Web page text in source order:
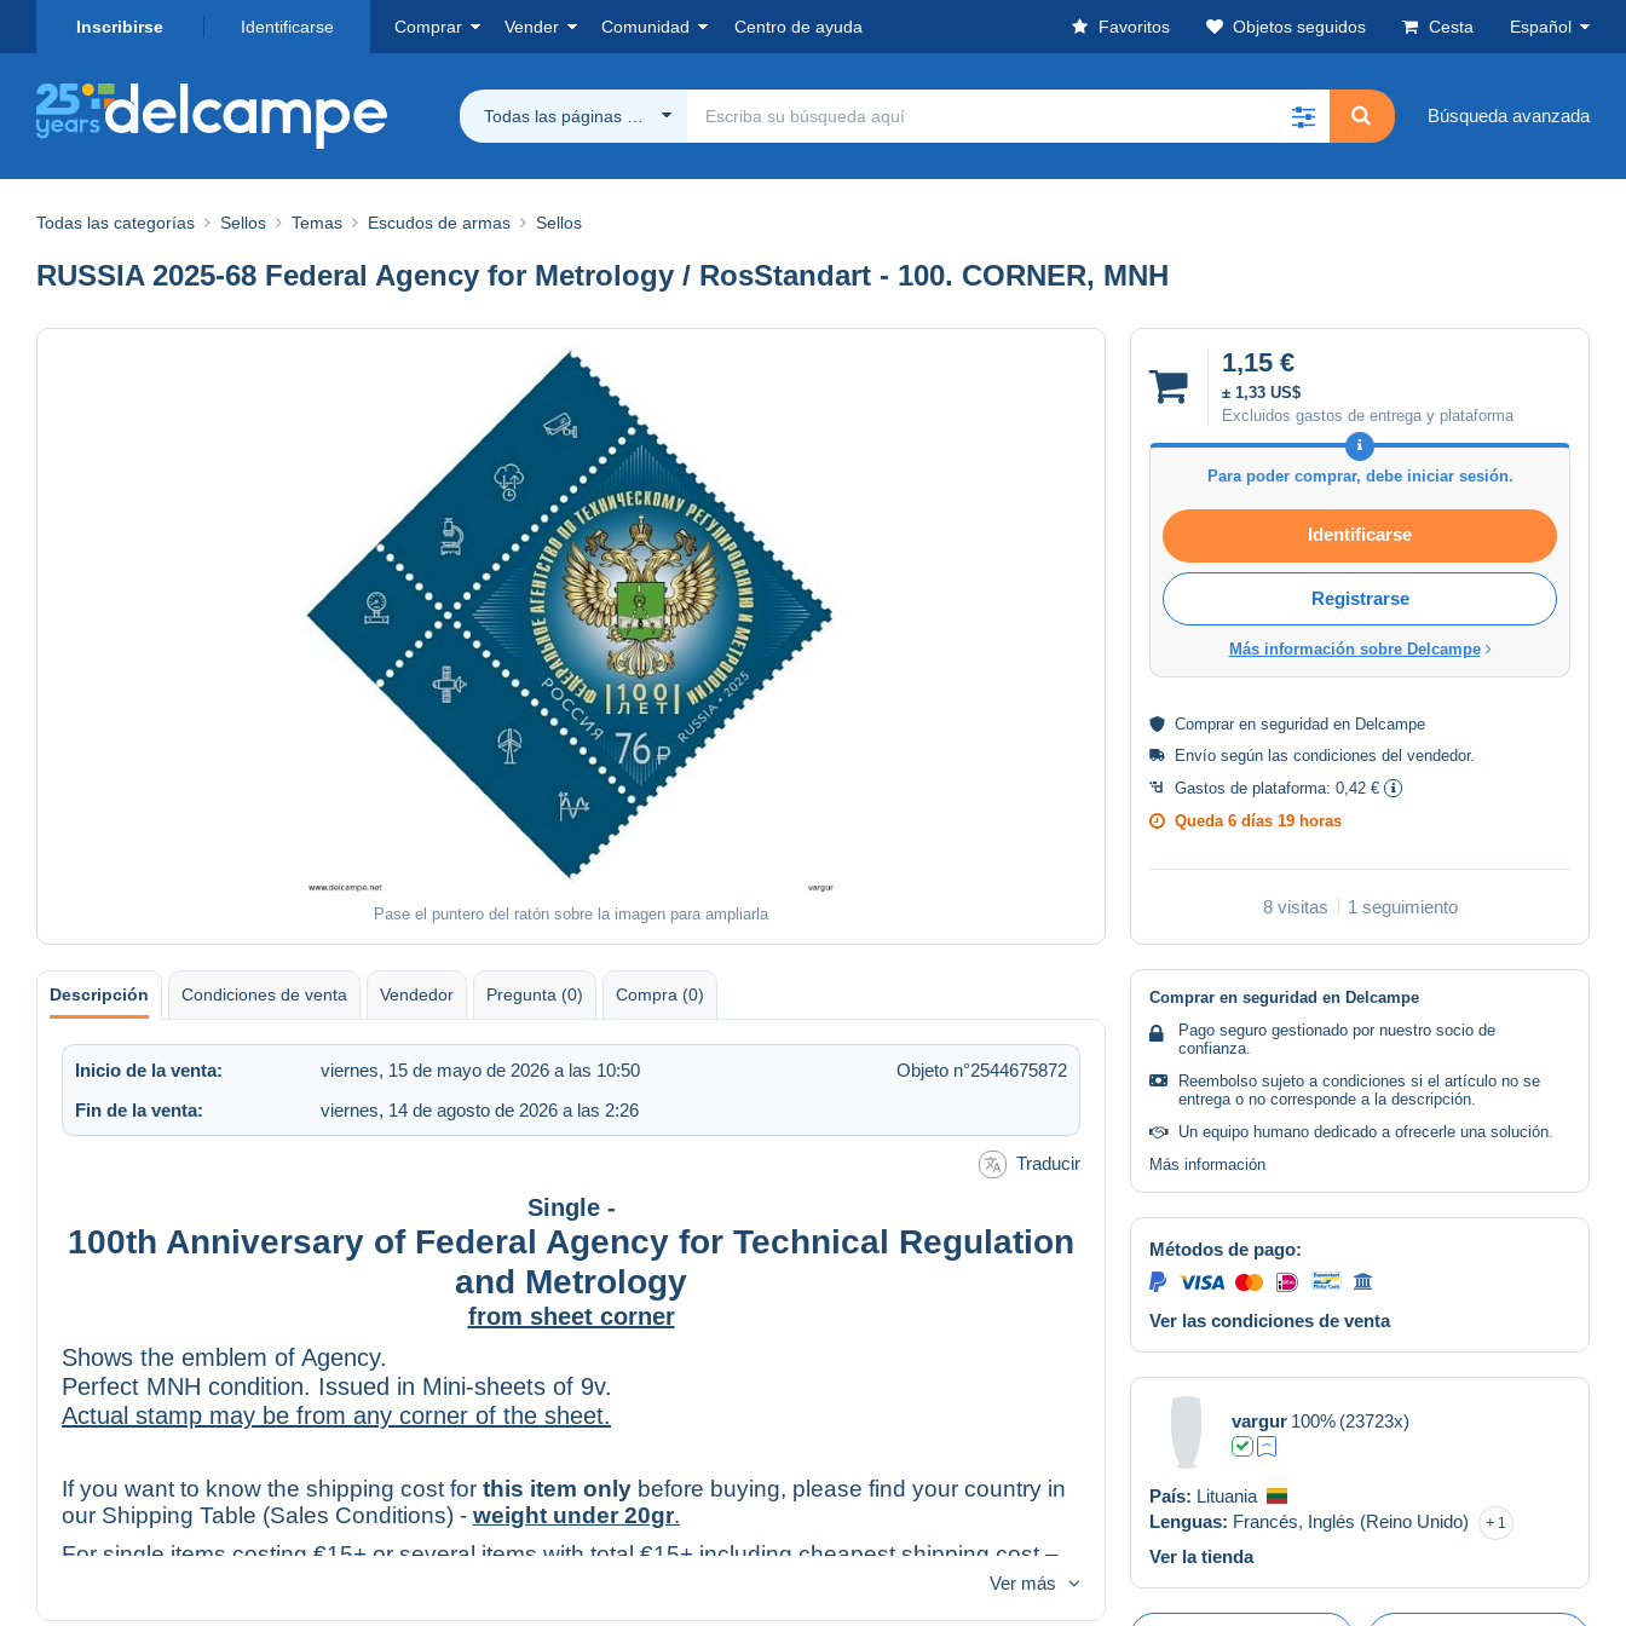
Inscribirse Identificarse Comprar Vender Comunidad Centro de ayuda Favoritos Objetos seguidos Cesta Español
Todas las páginas Delcampe Búsqueda avanzada
Todas las categorías Sellos Temas Escudos de armas Sellos
RUSSIA 2025-68 Federal Agency for Metrology / RosStandart - 100. CORNER, MNH
Pase el puntero del ratón sobre la imagen para ampliarla
1,15 €
± 1,33 US$
Excluidos gastos de entrega y plataforma
Para poder comprar, debe iniciar sesión.
Identificarse
Registrarse
Más información sobre Delcampe
Comprar en seguridad en Delcampe
Envío según las condiciones del vendedor.
Gastos de plataforma: 0,42 €
Queda 6 días 19 horas
8 visitas 1 seguimiento
Descripción Condiciones de venta Vendedor Pregunta (0) Compra (0)
Inicio de la venta: viernes, 15 de mayo de 2026 a las 10:50
Objeto n°2544675872
Fin de la venta:
viernes, 14 de agosto de 2026 a las 2:26
Traducir
Single -
100th Anniversary of Federal Agency for Technical Regulation
and Metrology
from sheet corner
Shows the emblem of Agency.
Perfect MNH condition. Issued in Mini-sheets of 9v.
Actual stamp may be from any corner of the sheet.
If you want to know the shipping cost for this item only before buying, please find your country in
our Shipping Table (Sales Conditions) - weight under 20gr.
For single items costing €15+ or several items with total €15+ including cheapest shipping cost –
Ver más
Comprar en seguridad en Delcampe
Pago seguro gestionado por nuestro socio de
confianza.
Reembolso sujeto a condiciones si el artículo no se
entrega o no corresponde a la descripción.
Un equipo humano dedicado a ofrecerle una solución.
Más información
Métodos de pago:
Ver las condiciones de venta
vargur 100% (23723x)
País: Lituania
Lenguas: Francés, Inglés (Reino Unido) 1
Ver la tienda